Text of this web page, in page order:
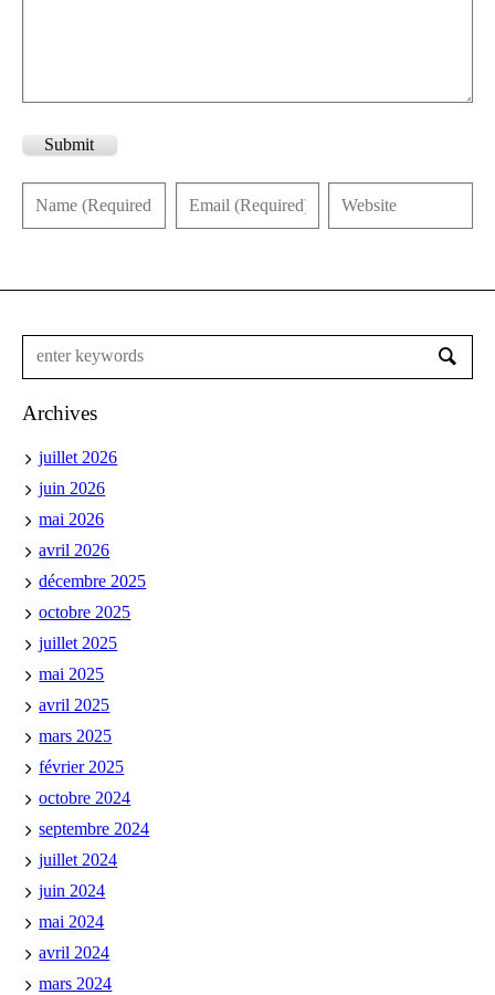
Submit
Archives
juillet 2026
juin 2026
mai 2026
avril 2026
décembre 2025
octobre 2025
juillet 2025
mai 2025
avril 2025
mars 2025
février 2025
octobre 2024
septembre 2024
juillet 2024
juin 2024
mai 2024
avril 2024
mars 2024